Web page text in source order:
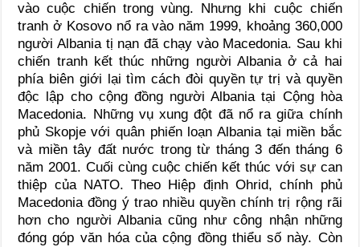
vào cuộc chiến trong vùng. Nhưng khi cuộc chiến
tranh ở Kosovo nổ ra vào năm 1999, khoảng 360,000
người Albania tị nạn đã chạy vào Macedonia. Sau khi
chiến tranh kết thúc những người Albania ở cả hai
phía biên giới lại tìm cách đòi quyền tự trị và quyền
độc lập cho cộng đồng người Albania tại Cộng hòa
Macedonia. Những vụ xung đột đã nổ ra giữa chính
phủ Skopje với quân phiến loạn Albania tại miền bắc
và miền tây đất nước trong từ tháng 3 đến tháng 6
năm 2001. Cuối cùng cuộc chiến kết thúc với sự can
thiệp của NATO. Theo Hiệp định Ohrid, chính phủ
Macedonia đồng ý trao nhiều quyền chính trị rộng rãi
hơn cho người Albania cũng như công nhận những
đóng góp văn hóa của cộng đồng thiểu số này. Còn